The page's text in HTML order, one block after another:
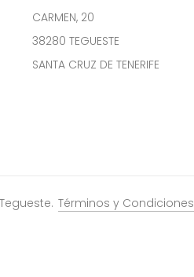
CARMEN, 20
38280 TEGUESTE
SANTA CRUZ DE TENERIFE
Términos y Condiciones